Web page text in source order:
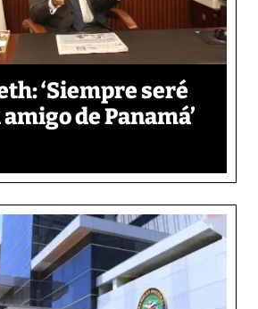
‘Siempre seré
de Panamá’